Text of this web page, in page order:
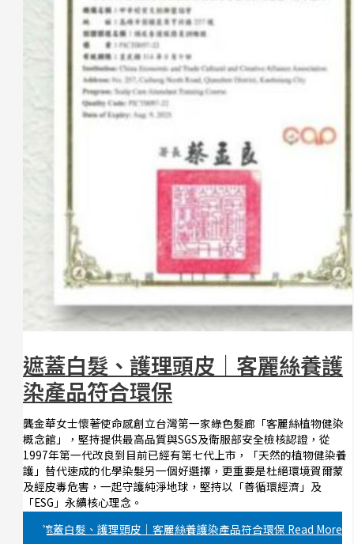
遮蓋白髮、護理頭皮｜客麗絲養護
染產品符合環保
龔金華女士懷著使命感創立台灣第一家綠色髮廊「客麗絲植物健染
概念館」，堅持提供最高品質與SGS及衛服部安全檢核認證，從
1997年第一代改良到目前已經有第七代上市，「天然的植物健染養
護」替代速成的化學染髮另一個好選擇，更重要是杜絕環境賀爾蒙
及經皮毒危害，一起守護純淨地球，堅持以「善循環經濟」及
「ESG」永續核心理念。
遮蓋白髮、護理頭皮｜客麗絲養護染產品符合環保 Read More